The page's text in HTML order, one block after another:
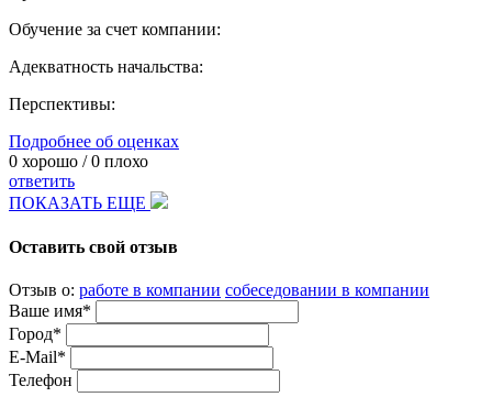
Обучение за счет компании:
Адекватность начальства:
Перспективы:
Подробнее об оценках
0 хорошо /0 плохо
ответить
ПОКАЗАТЬ ЕЩЕ
Оставить свой отзыв
Отзыв о: работе в компании собеседовании в компании
Ваше имя*
Город*
E-Mail*
Телефон